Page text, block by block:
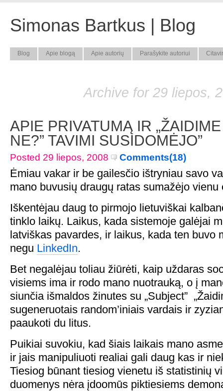
Simonas Bartkus | Blog
Blog Apie blogą Apie autorių Parašykite autoriui
Archive for 29 liepos,
APIE PRIVATUMĄ IR „ŽAIDIME
NE?” TAVIMI SUSIDOMĖJO”
Posted 29 liepos, 2008 Comments(18)
Ėmiau vakar ir be gailesčio ištryniau savo
mano buvusių draugų ratas sumažėjo vienu
Iškentėjau daug to pirmojo lietuviškai
tinklo laikų. Laikus, kada sistemoje galėjai
latviškas pavardes, ir laikus, kada ten buvo
negu LinkedIn.
Bet negalėjau toliau žiūrėti, kaip uždaras
visiems ima ir rodo mano nuotrauką, o į
siunčia išmaldos žinutes su „Subject”
sugeneruotais random’iniais vardais ir
paaukoti du litus.
Puikiai suvokiu, kad šiais laikais mano
ir jais manipuliuoti realiai gali daug kas ir
Tiesiog būnant tiesiog vienetu iš statistinių
duomenys nėra įdoomūs piktiesiems